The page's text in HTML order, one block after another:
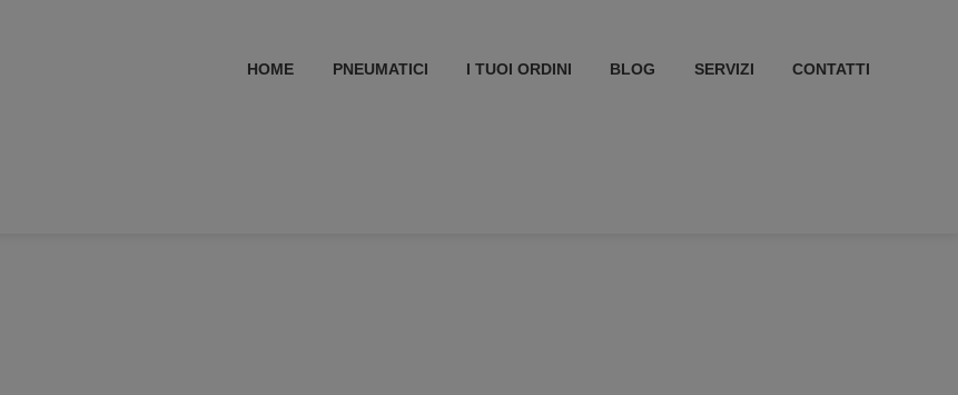
HOME PNEUMATICI I TUOI ORDINI BLOG SERVIZI CONTATTI